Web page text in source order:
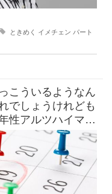
ときめく イメチェン パート
こういるようなん
でしょうけれども
性アルツハイマー